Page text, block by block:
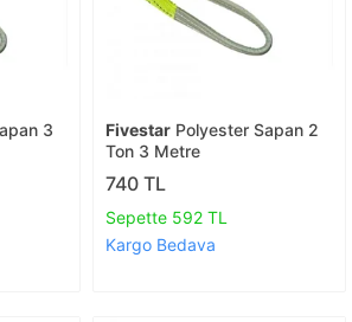
3
Fivestar Polyester Sapan 2
Ton 3 Metre
740 TL
Sepette 592 TL
Kargo Bedava